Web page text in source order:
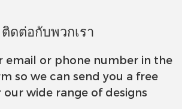
ติดต่อกับพวกเรา
email or phone number in the
so we can send you a free
wide range of designs